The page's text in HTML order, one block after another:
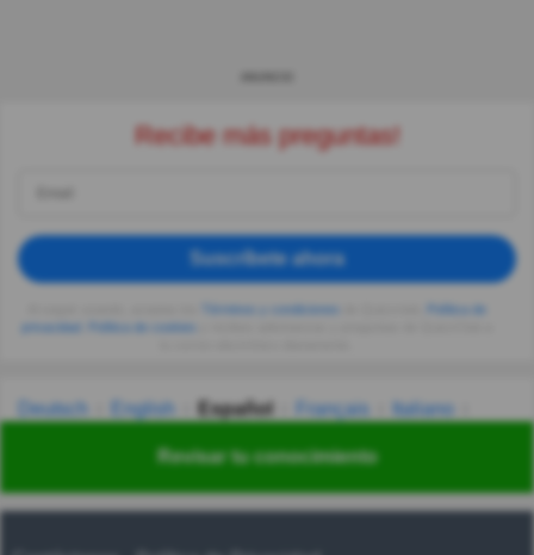
Revisar tu conocimiento
Recibe más preguntas!
Suscríbete ahora
privacidad
Deutsch English Español Français
Italiano
Українська हिन्दी 한국어 汉语